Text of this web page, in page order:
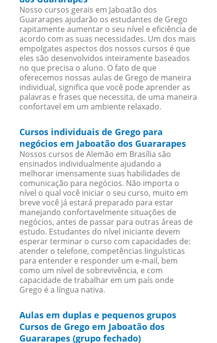
Nosso cursos gerais em Jaboatão dos
Guararapes ajudarão os estudantes de Grego
rapitamente aumentar o seu nível e eficiência de
acordo com as suas necessidades. Um dos mais
empolgates aspectos dos nossos cursos é que
eles são desenvolvidos inteiramente baseados
no que precisa o aluno. O fato de que
oferecemos nossas aulas de Grego de maneira
individual, significa que você pode aprender as
palavras e frases que necessita, de uma maneira
confortavel em um ambiente relaxado.
Cursos individuais de Grego para
negócios em Jaboatão dos Guararapes
Nossos cursos de Alemão em Brasília são
ensinados individualmente ajudando a
melhorar imensamente suas habilidades de
comunicação para negócios. Não importa o
nível o qual você iniciar o seu curso, muito em
breve você já estará preparado para estar
manejando confortavelmente situações de
negócios, antes de passar para outras áreas de
estudo. Estudantes do nível iniciante devem
esperar terminar o curso com capacidades de:
atender o telefone, competências linguísticas
para entender e responder um e-mail, bem
como um nível de sobrevivência, e com
capacidade de trabalhar em um país onde
Grego é a língua nativa.
Aulas em duplas e pequenos grupos
Cursos de Grego em Jaboatão dos
Guararapes (grupo fechado)